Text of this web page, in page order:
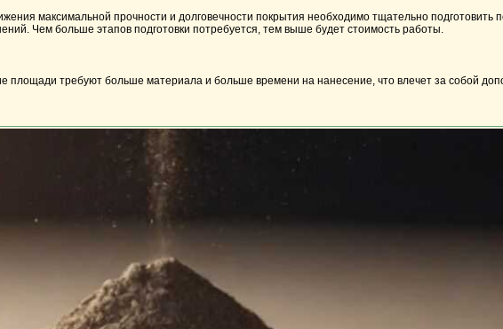
максимальной прочности и долговечности покрытия необходимо тщательно подготовить
Чем больше этапов подготовки потребуется, тем выше будет стоимость работы.
требуют больше материала и больше времени на нанесение, что влечет за собой